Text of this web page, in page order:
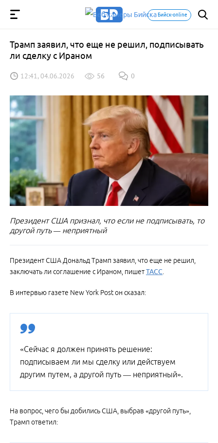
Бийск-online
Трамп заявил, что еще не решил, подписывать
ли сделку с Ираном
12:41, 04.06.2026 56 0
Президент США признал, что если не подписывать, то
другой путь — неприятный
Президент США Дональд Трамп заявил, что еще не решил,
заключать ли соглашение с Ираном, пишетТАСС.
В интервью газете New York Post он сказал:
«Сейчас я должен принять решение:
подписываем ли мы сделку или действуем
другим путем, а другой путь — неприятный».
На вопрос, чего бы добились США, выбрав «другой путь»,
Трамп ответил: